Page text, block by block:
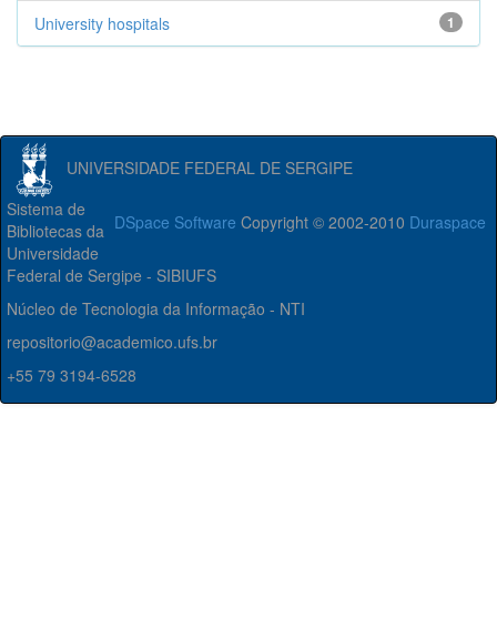
1
University hospitals
UNIVERSIDADE FEDERAL DE SERGIPE
DSpace Software Copyright © 2002-2010 Duraspace
Sistema de
Bibliotecas da
Universidade
Federal de Sergipe - SIBIUFS
Núcleo de Tecnologia da Informação - NTI
repositorio@academico.ufs.br
+55 79 3194-6528